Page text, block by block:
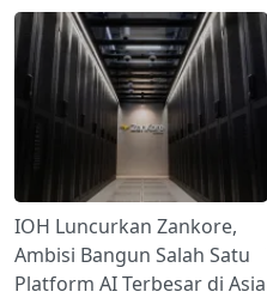
IOH Luncurkan Zankore,
Ambisi Bangun Salah Satu
Platform AI Terbesar di Asia